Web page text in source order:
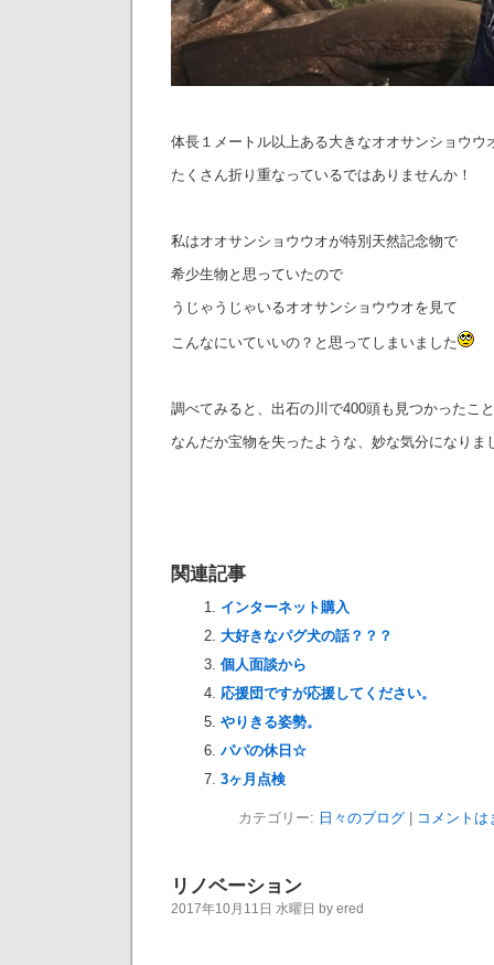
体長１メートル以上ある大きなオオサンショウウ
たくさん折り重なっているではありませんか！
私はオオサンショウウオが特別天然記念物で
希少生物と思っていたので
うじゃうじゃいるオオサンショウウオを見て
こんなにいていいの？と思ってしまいました
調べてみると、出石の川で400頭も見つかったこ
なんだか宝物を失ったような、妙な気分になりま
関連記事
インターネット購入
大好きなパグ犬の話？？？
個人面談から
応援団ですが応援してください。
やりきる姿勢。
パパの休日☆
3ヶ月点検
カテゴリー: 日々のブログ| コメントは
リノベーション
2017年10月11日 水曜日 by ered